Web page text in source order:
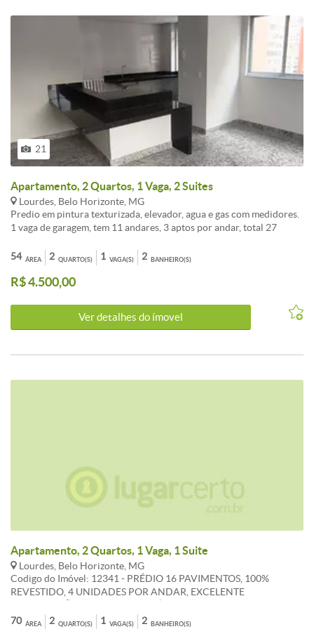
21
Apartamento, 2 Quartos, 1 Vaga, 2 Suites
Lourdes, Belo Horizonte, MG
Predio em pintura texturizada, elevador, agua e gas com medidores.
1 vaga de garagem, tem 11 andares, 3 aptos por andar, total 27
ilha e area de serviço, piso granito e bancadas granito, lavabo, 2
quartos piso em laminado de madeira, 2 banheiros, sendo os 2
suites, pisos e bancadas granito, revestidos em ceramica.
garantia aptraves de seguro fiança locaticia ! Necessário análise
para locação . Visitas acompanhadas com o corretor !
ÁREA
54 QUARTO(S)
2 VAGA(S)
1 BANHEIRO(S)
2
R$ 4.500,00
Ver detalhes do ímovel
Apartamento, 2 Quartos, 1 Vaga, 1 Suite
Lourdes, Belo Horizonte, MG
Codigo do Imóvel: 12341 - PRÉDIO 16 PAVIMENTOS, 100%
REVESTIDO, 4 UNIDADES POR ANDAR, EXCELENTE
RESTAURANTES, SUPERMERCADOS, PORTEIRO 24 HORAS,
ÁREA
70 QUARTO(S)
2 VAGA(S)
1 BANHEIRO(S)
2